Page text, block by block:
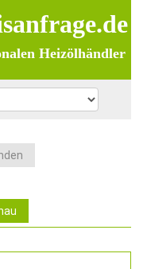
Heizölhändler